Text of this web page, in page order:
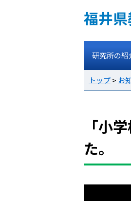
福井
研究所の紹
トップ> お
「小
た。